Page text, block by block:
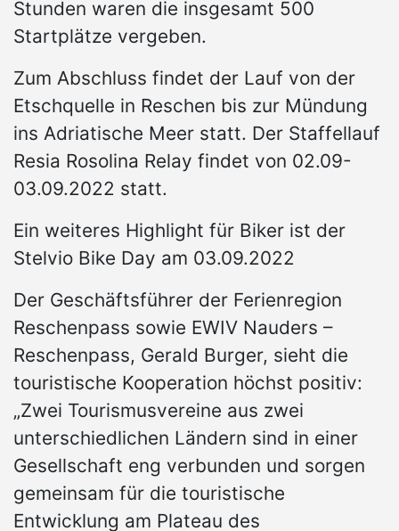
Stunden waren die insgesamt 500
Startplätze vergeben.
Zum Abschluss findet der Lauf von der
Etschquelle in Reschen bis zur Mündung
ins Adriatische Meer statt. Der Staffellauf
Resia Rosolina Relay findet von 02.09-
03.09.2022 statt.
Ein weiteres Highlight für Biker ist der
Stelvio Bike Day am 03.09.2022
Der Geschäftsführer der Ferienregion
Reschenpass sowie EWIV Nauders –
Reschenpass, Gerald Burger, sieht die
touristische Kooperation höchst positiv:
„Zwei Tourismusvereine aus zwei
unterschiedlichen Ländern sind in einer
Gesellschaft eng verbunden und sorgen
gemeinsam für die touristische
Entwicklung am Plateau des